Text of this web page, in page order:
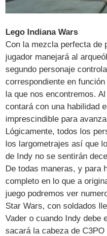
Lego Indiana Wars
Con la mezcla perfecta de
jugador manejará al
segundo personaje
correspondiente en
la que nos encontremos.
contará con una habilidad
imprescindible para
Lógicamente, todos los
los largometrajes así que
de Indy no se sentirán
De todas maneras, y para
completo en lo que a
juego podremos ver
Star Wars, con soldados
Vader o cuando Indy debe
sacará la cabeza de